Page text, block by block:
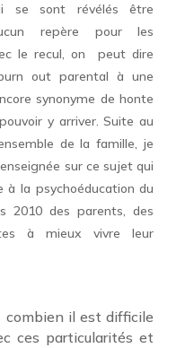
se sont révélés être
repère pour les
le recul, on peut dire
out parental à une
synonyme de honte
y arriver. Suite au
de la famille, je
sur ce sujet qui
à la psychoéducation du
2010 des parents, des
à mieux vivre leur
combien il est difficile
ces particularités et